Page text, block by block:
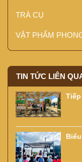
TRÀ CỤ
VẬT PHẨM
TIN TỨC LIÊN